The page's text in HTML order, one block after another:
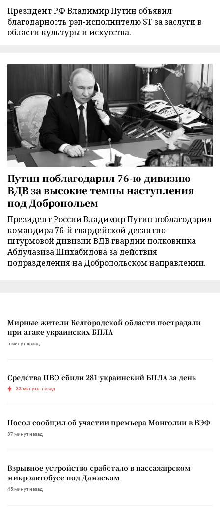
Президент РФ Владимир Путин объявил
благодарность рэп-исполнителю ST за заслуги в
области культуры и искусства.
Путин поблагодарил 76-ю дивизию
ВДВ за высокие темпы наступления
под Добропольем
Президент России Владимир Путин поблагодарил
командира 76-й гвардейской десантно-
штурмовой дивизии ВДВ гвардии полковника
Абдулазиза Шихабидова за действия
подразделения на Добропольском направлении.
Мирные жители Белгородской области пострадали
при атаке украинских БПЛА
5 минут назад
Средства ПВО сбили 281 украинский БПЛА за день
33 минуты назад
Посол сообщил об участии премьера Монголии в ВЭФ
37 минут назад
Взрывное устройство сработало в пассажирском
микроавтобусе под Дамаском
45 минут назад